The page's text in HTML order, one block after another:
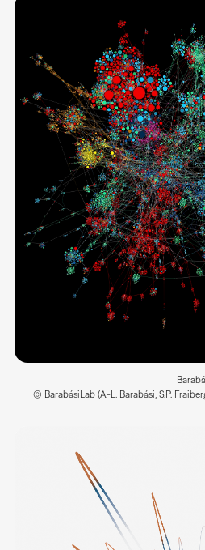
© BarabásiLab (A.-L. Barabási, S.P.